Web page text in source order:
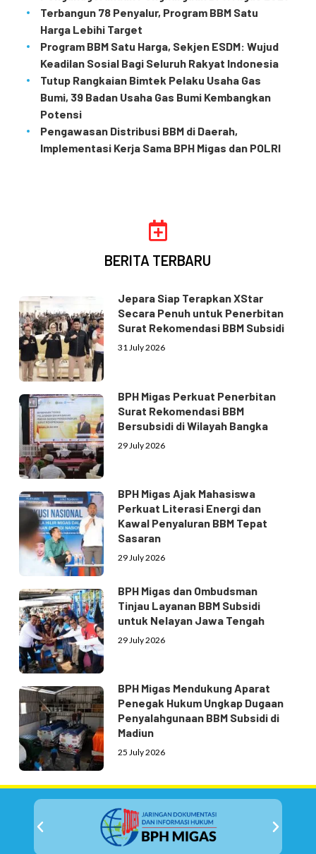
Terbangun 78 Penyalur, Program BBM Satu
Harga Lebihi Target
Program BBM Satu Harga, Sekjen ESDM: Wujud
Keadilan Sosial Bagi Seluruh Rakyat Indonesia
Tutup Rangkaian Bimtek Pelaku Usaha Gas
Bumi, 39 Badan Usaha Gas Bumi Kembangkan
Potensi
Pengawasan Distribusi BBM di Daerah,
Implementasi Kerja Sama BPH Migas dan POLRI
BERITA TERBARU
Jepara Siap Terapkan XStar
Secara Penuh untuk Penerbitan
Surat Rekomendasi BBM Subsidi
31 July 2026
BPH Migas Perkuat Penerbitan
Surat Rekomendasi BBM
Bersubsidi di Wilayah Bangka
29 July 2026
BPH Migas Ajak Mahasiswa
Perkuat Literasi Energi dan
Kawal Penyaluran BBM Tepat
Sasaran
29 July 2026
BPH Migas dan Ombudsman
Tinjau Layanan BBM Subsidi
untuk Nelayan Jawa Tengah
29 July 2026
BPH Migas Mendukung Aparat
Penegak Hukum Ungkap Dugaan
Penyalahgunaan BBM Subsidi di
Madiun
25 July 2026